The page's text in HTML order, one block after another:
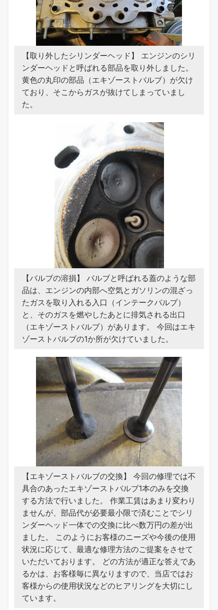
【取り外したシリンダーヘッド】 エンジンのシリ
ンダーヘッドと呼ばれる部品を取り外しました。
黄色の丸印の部品（エキゾーストバルブ）が欠け
ており、そこからガスが抜けてしまっていまし
た。
【バルブの溶損】 バルブと呼ばれる蓋のような部
品は、エンジンの内部へ空気とガソリンの混ざっ
たガスを取り入れる入口（インテークバルブ）
と、そのガスを燃やしたあとに排気される出口
（エキゾーストバルブ）があります。 今回はエキ
ゾーストバルブの1か所が欠けていました。
【エキゾーストバルブの交換】 今回の修理では不
具合のあったエキゾーストバルブ1本のみを交換
する方法で行いました。 作業工賃はあまり変わり
ませんが、部品代が必要最小限で済むことでシリ
ンダーヘッド一体での交換に比べ数万円の差が出
ました。 このようにお客様のニーズや今後の使用
状況に応じて、最適な修理方法のご提案をさせて
いただいております。 どの方法が適正な答えであ
るかは、お客様毎に異なりますので、当店ではお
客様からの使用状況などのヒアリングを大切にし
ています。